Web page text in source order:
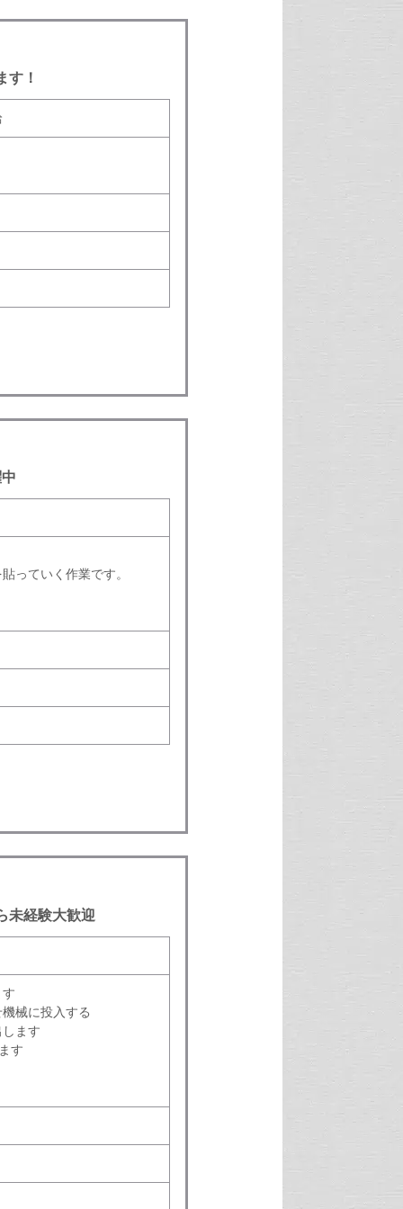
！
っていく作業です。
未経験大歓迎
械に投入する
ます
す